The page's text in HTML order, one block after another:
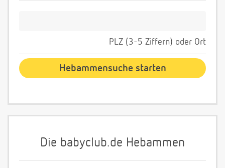
PLZ (3-5 Ziffern) oder Ort
Die babyclub.de Hebammen